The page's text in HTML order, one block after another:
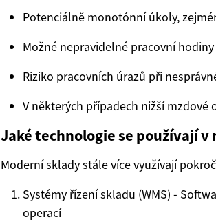
Potenciálně monotónní úkoly,
Možné nepravidelné pracovní
Riziko pracovních úrazů při
V některých případech nižší
Jaké technologie se používají v
Moderní sklady stále více využívají
Systémy řízení skladu (WMS) -
operací